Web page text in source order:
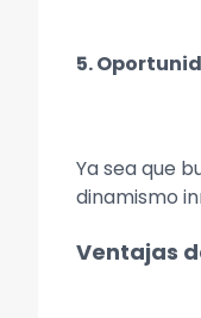
5.
Ya sea que
dinamismo
Ventajas